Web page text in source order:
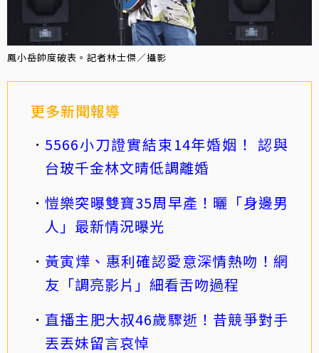
鳳小岳帥度破表。記者林士傑／攝影
更多新聞報導
5566小刀證實結束14年婚姻！ 認與
台玻千金林文晴低調離婚
愷樂突曝雙寶35周早產！曬「身邊男
人」最新情況曝光
黃寅燁、惠利確認愛意深情熱吻！網
友「調亮影片」細看舌吻過程
直播主肥大叔46歲驟逝！昔競爭對手
丟丟妹留言哀悼